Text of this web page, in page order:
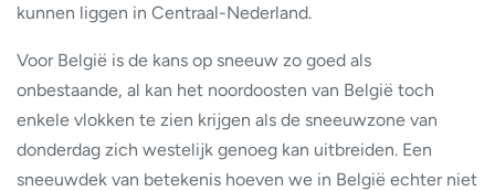
kunnen liggen in Centraal-Nederland.
Voor België is de kans op sneeuw zo goed als
onbestaande, al kan het noordoosten van België toch
enkele vlokken te zien krijgen als de sneeuwzone van
donderdag zich westelijk genoeg kan uitbreiden. Een
sneeuwdek van betekenis hoeven we in België echter niet